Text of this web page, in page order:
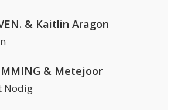
& Kaitlin Aragon
& Metejoor
Nodig